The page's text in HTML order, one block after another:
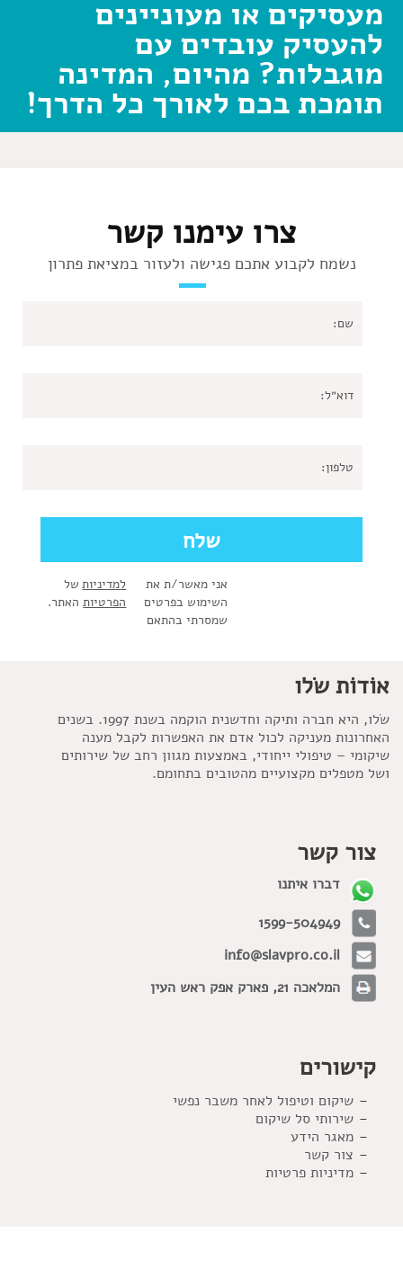
מעסיקים או מעוניינים
להעסיק עובדים עם
מוגבלות? מהיום, המדינה
תומכת בכם לאורך כל הדרך!
צרו עימנו קשר
נשמח לקבוע אתכם פגישה ולעזור במציאת פתרון
אני מאשר/ת את
השימוש בפרטים
שמסרתי בהתאם
למדיניות
הפרטיות
של
האתר.
אוֹדוֹת שׂלו
שׂלו, היא חברה ותיקה וחדשנית הוקמה בשנת 1997. בשנים
האחרונות מעניקה לכול אדם את האפשרות לקבל מענה
שיקומי – טיפולי ייחודי, באמצעות מגוון רחב של שירותים
ושל מטפלים מקצועיים מהטובים בתחומם.
צור קשר
דברו איתנו
1599-504949
info@slavpro.co.il
המלאכה 21, פארק אפק ראש העין
קישורים
שיקום וטיפול לאחר משבר נפשי
שירותי סל שיקום
מאגר הידע
צור קשר
מדיניות פרטיות